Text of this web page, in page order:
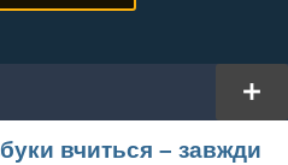
вчиться – завжди